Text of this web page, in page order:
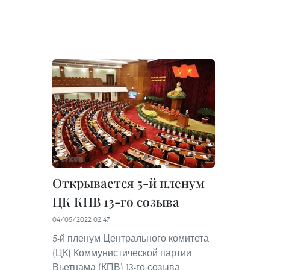
Открывается 5-й пленум
ЦК КПВ 13-го созыва
04/05/2022 02:47
5-й пленум Центрального комитета
(ЦК) Коммунистической партии
Вьетнама (КПВ) 13-го созыва